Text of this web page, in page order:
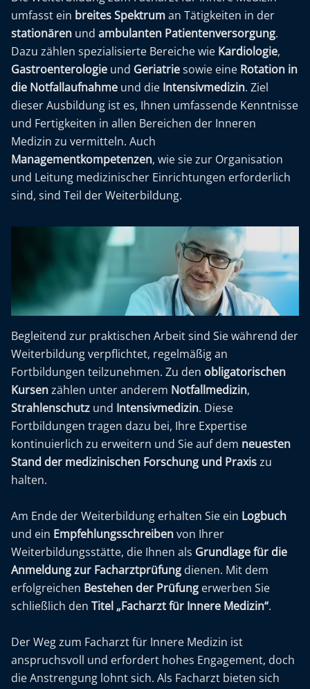
umfasst ein breites Spektruman Tätigkeiten in der
stationären und ambulanten Patientenversorgung.
Dazu zählen spezialisierte Bereiche wie Kardiologie,
Gastroenterologie und Geriatriesowie eine Rotation in
die Notfallaufnahme und die Intensivmedizin. Ziel
dieser Ausbildung ist es, Ihnen umfassende Kenntnisse
und Fertigkeiten in allen Bereichen der Inneren
Medizin zu vermitteln. Auch
Managementkompetenzen, wie sie zur Organisation
und Leitung medizinischer Einrichtungen erforderlich
sind, sind Teil der Weiterbildung.
Begleitend zur praktischen Arbeit sind Sie während der
Weiterbildung verpflichtet, regelmäßig an
Fortbildungen teilzunehmen. Zu den obligatorischen
Kursenzählen unter anderem Notfallmedizin,
Strahlenschutz und Intensivmedizin. Diese
Fortbildungen tragen dazu bei, Ihre Expertise
kontinuierlich zu erweitern und Sie auf dem neuesten
Stand der medizinischen Forschung und Praxiszu
halten.
Am Ende der Weiterbildung erhalten Sie ein Logbuch
und ein Empfehlungsschreibenvon Ihrer
Weiterbildungsstätte, die Ihnen als Grundlage für die
Anmeldung zur Facharztprüfung dienen. Mit dem
erfolgreichen Bestehen der Prüfung erwerben Sie
schließlich den Titel „Facharzt für Innere Medizin“.
Der Weg zum Facharzt für Innere Medizin ist
anspruchsvoll und erfordert hohes Engagement, doch
die Anstrengung lohnt sich. Als Facharzt bieten sich